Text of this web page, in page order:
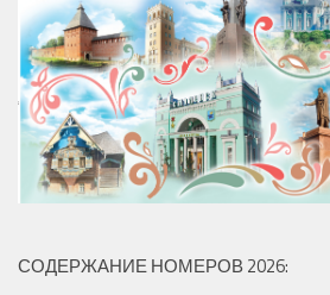
СОДЕРЖАНИЕ НОМЕРОВ 2026: